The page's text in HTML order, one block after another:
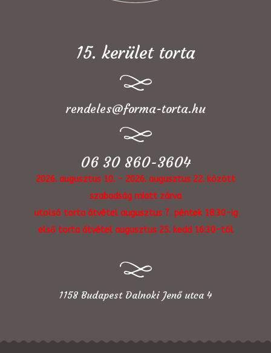
15. kerület torta
rendeles@forma-torta.hu
06 30 860-3604
2026. augusztus 10. - 2026. augusztus 22. között
szabadság miatt zárva
utolsó torta átvétel augusztus 7. péntek 18:30-ig
első torta átvétel augusztus 25. kedd 16:30-tól
1158 Budapest Dalnoki Jenő utca 4